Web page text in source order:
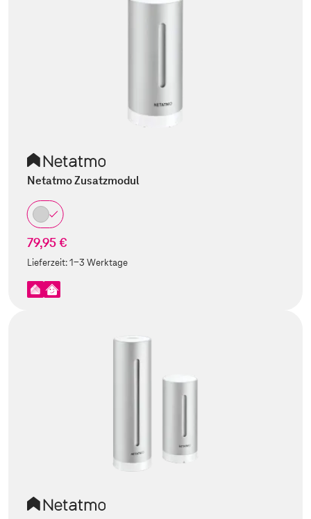
Netatmo Zusatzmodul
79,95 €
Lieferzeit:1-3 Werktage